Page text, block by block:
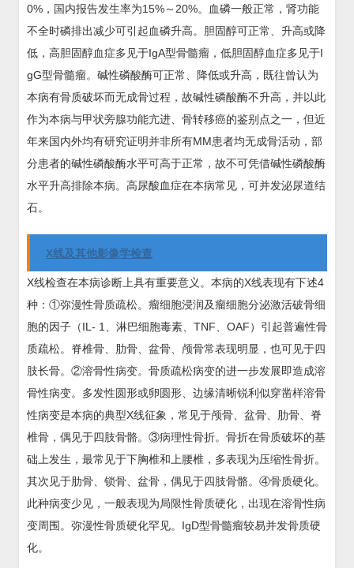
0%，国内报告发生率为15%～20%。血磷一般正常，肾功能
不全时磷排出减少可引起血磷升高。胆固醇可正常、升高或降
低，高胆固醇血症多见于IgA型骨髓瘤，低胆固醇血症多见于I
gG型骨髓瘤。碱性磷酸酶可正常、降低或升高，既往曾认为
本病有骨质破坏而无成骨过程，故碱性磷酸酶不升高，并以此
作为本病与甲状旁腺功能亢进、骨转移癌的鉴别点之一，但近
年来国内外均有研究证明并非所有MM患者均无成骨活动，部
分患者的碱性磷酸酶水平可高于正常，故不可凭借碱性磷酸酶
水平升高排除本病。高尿酸血症在本病常见，可并发泌尿道结
石。
X线及其他影像学检查
X线检查在本病诊断上具有重要意义。本病的X线表现有下述4
种：①弥漫性骨质疏松。瘤细胞浸润及瘤细胞分泌激活破骨细
胞的因子（IL- 1、淋巴细胞毒素、TNF、OAF）引起普遍性骨
质疏松。脊椎骨、肋骨、盆骨、颅骨常表现明显，也可见于四
肢长骨。②溶骨性病变。骨质疏松病变的进一步发展即造成溶
骨性病变。多发性圆形或卵圆形、边缘清晰锐利似穿凿样溶骨
性病变是本病的典型X线征象，常见于颅骨、盆骨、肋骨、脊
椎骨，偶见于四肢骨骼。③病理性骨折。骨折在骨质破坏的基
础上发生，最常见于下胸椎和上腰椎，多表现为压缩性骨折。
其次见于肋骨、锁骨、盆骨，偶见于四肢骨骼。④骨质硬化。
此种病变少见，一般表现为局限性骨质硬化，出现在溶骨性病
变周围。弥漫性骨质硬化罕见。IgD型骨髓瘤较易并发骨质硬
化。